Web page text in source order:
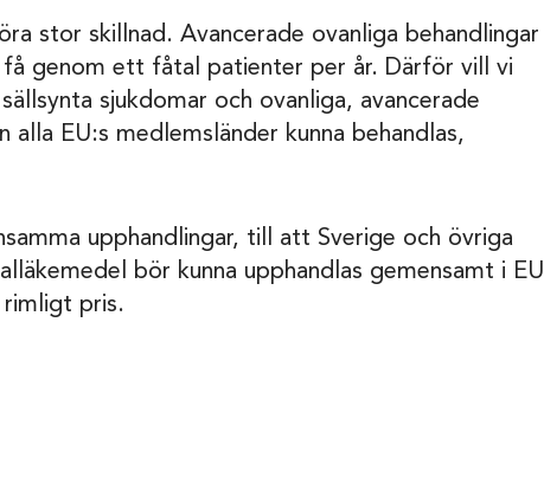
stor skillnad. Avancerade ovanliga behandlingar
genom ett fåtal patienter per år. Därför vill vi
sjukdomar och ovanliga, avancerade
EU:s medlemsländer kunna behandlas,
upphandlingar, till att Sverige och övriga
bör kunna upphandlas gemensamt i EU
pris.